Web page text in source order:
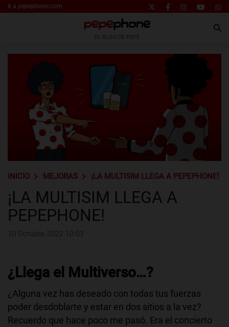
Ir a pepephone.com
INICIO MEJORAS ¡LA MULTISIM LLEGA A PEPEPHONE!
¡LA MULTISIM LLEGA A
PEPEPHONE!
¿Llega el Multiverso…?
¿Alguna vez has deseado con todas tus fuerzas
poder desdoblarte y estar en dos sitios a la vez?
Recuerdo que hace poco me pasó. Era el concierto